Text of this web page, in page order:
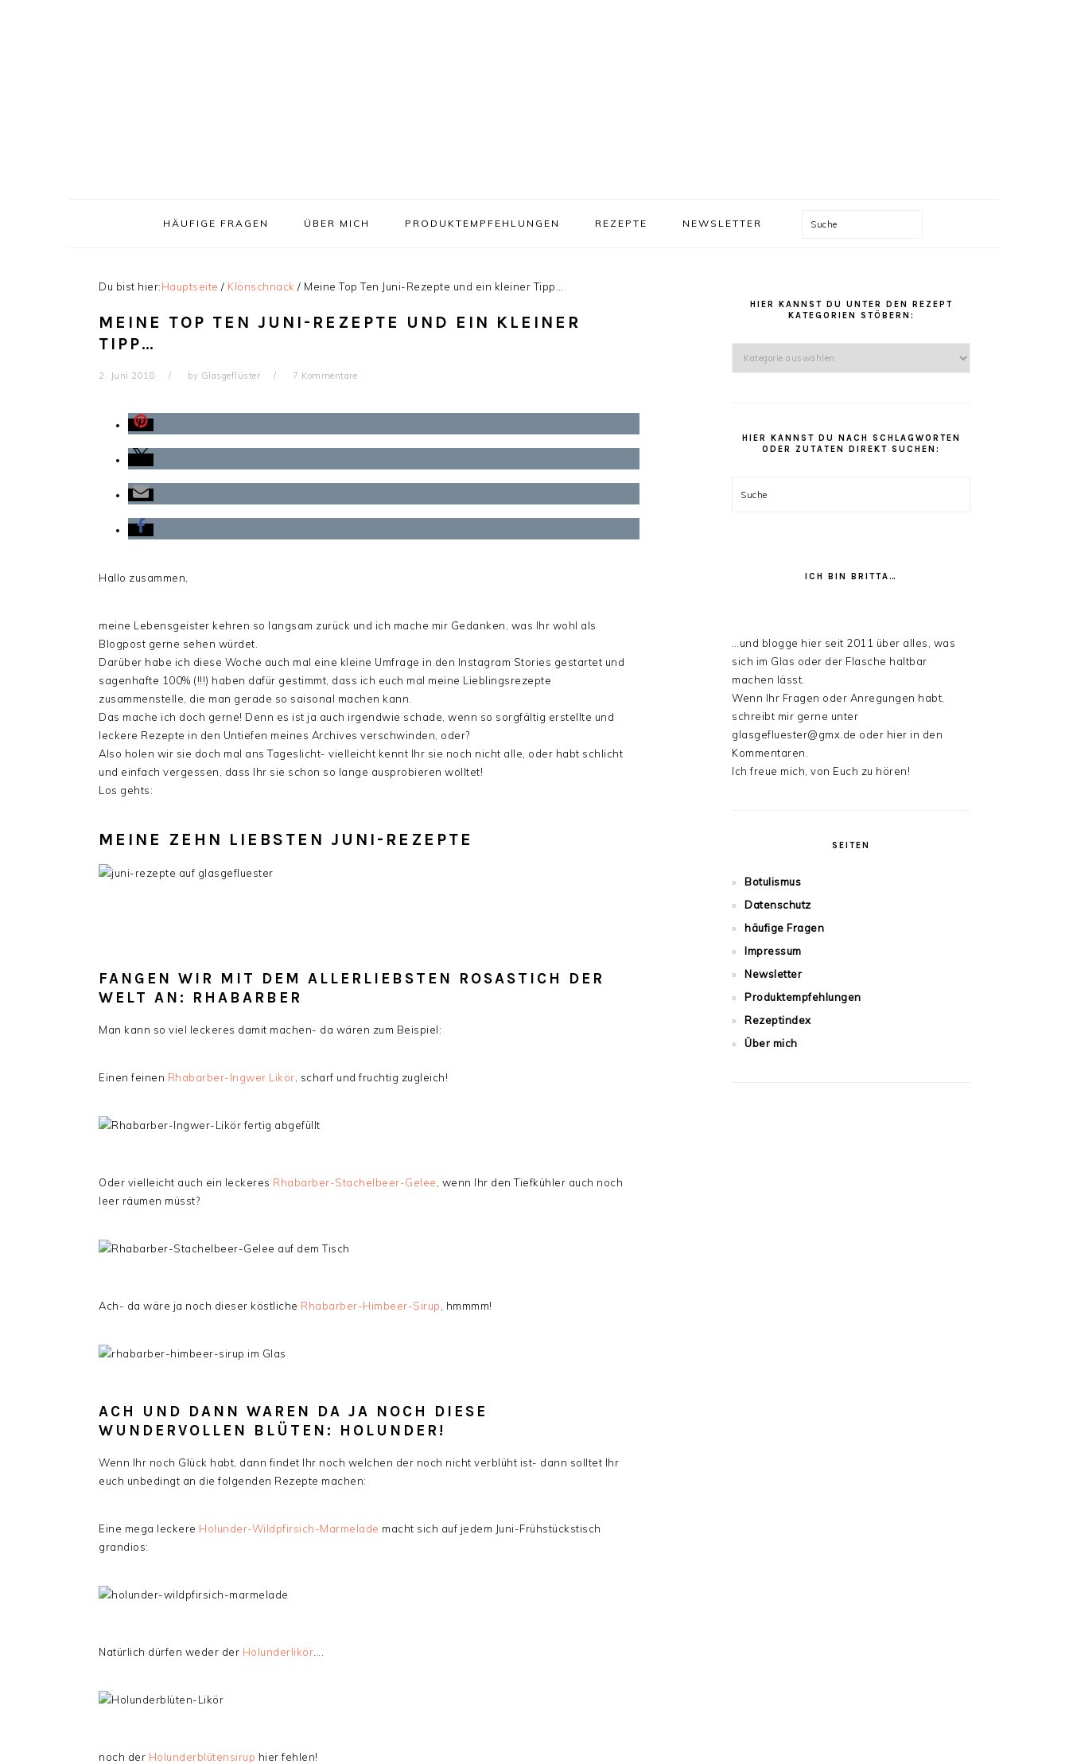
HÄUFIGE FRAGEN ÜBER MICH PRODUKTEMPFEHLUNGEN REZEPTE NEWSLETTER Suche
Du bist hier:Hauptseite / Klönschnack / Meine Top Ten Juni-Rezepte und ein kleiner Tipp…
MEINE TOP TEN JUNI-REZEPTE UND EIN KLEINER
TIPP…
2. Juni 2018 by Glasgeflüster 7 Kommentare
Hallo zusammen,
meine Lebensgeister kehren so langsam zurück und ich mache mir Gedanken, was Ihr wohl als
Blogpost gerne sehen würdet.
Darüber habe ich diese Woche auch mal eine kleine Umfrage in den Instagram Stories gestartet und
sagenhafte 100% (!!!) haben dafür gestimmt, dass ich euch mal meine Lieblingsrezepte
zusammenstelle, die man gerade so saisonal machen kann.
Das mache ich doch gerne! Denn es ist ja auch irgendwie schade, wenn so sorgfältig erstellte und
leckere Rezepte in den Untiefen meines Archives verschwinden, oder?
Also holen wir sie doch mal ans Tageslicht- vielleicht kennt Ihr sie noch nicht alle, oder habt schlicht
und einfach vergessen, dass Ihr sie schon so lange ausprobieren wolltet!
Los gehts:
MEINE ZEHN LIEBSTEN JUNI-REZEPTE
FANGEN WIR MIT DEM ALLERLIEBSTEN ROSASTICH DER
WELT AN: RHABARBER
Man kann so viel leckeres damit machen- da wären zum Beispiel:
Einen feinen Rhabarber-Ingwer Likör , scharf und fruchtig zugleich!
Oder vielleicht auch ein leckeres Rhabarber-Stachelbeer-Gelee , wenn Ihr den Tiefkühler auch noch
leer räumen müsst?
Ach- da wäre ja noch dieser köstliche Rhabarber-Himbeer-Sirup , hmmmm!
ACH UND DANN WAREN DA JA NOCH DIESE
WUNDERVOLLEN BLÜTEN: HOLUNDER!
Wenn Ihr noch Glück habt, dann findet Ihr noch welchen der noch nicht verblüht ist- dann solltet Ihr
euch unbedingt an die folgenden Rezepte machen:
Eine mega leckere Holunder-Wildpfirsich-Marmelade macht sich auf jedem Juni-Frühstückstisch
grandios:
Natürlich dürfen weder der Holunderlikör
noch der Holunderblütensirup hier fehlen!
SIDEBAR
HIER KANNST DU UNTER DEN REZEPT
KATEGORIEN STÖBERN:
Rezept
HIER KANNST DU NACH SCHLAGWORTEN
ODER ZUTATEN DIREKT SUCHEN:
Suche
ICH BIN BRITTA…
…und blogge hier seit 2011 über alles, was
sich im Glas oder der Flasche haltbar
machen lässt.
Wenn Ihr Fragen oder Anregungen habt,
schreibt mir gerne unter
glasgefluester@gmx.de oder hier in den
Kommentaren.
Ich freue mich, von Euch zu hören!
SEITEN
Botulismus
Datenschutz
häufige Fragen
Impressum
Newsletter
Produktempfehlungen
Rezeptindex
Über mich